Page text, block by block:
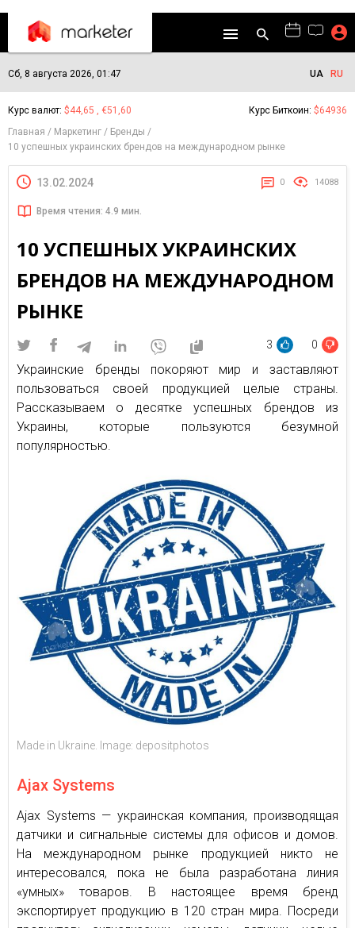
Сб, 8 августа 2026, 01:47 UA RU
Курс валют: $44,65 , €51,60 Курс Биткоин: $64936
Главная
Маркетинг
Бренды
10 успешных украинских брендов на международном рынке
13.02.2024 0 14088
Время чтения: 4.9 мин.
10 УСПЕШНЫХ УКРАИНСКИХ
БРЕНДОВ НА МЕЖДУНАРОДНОМ
РЫНКЕ
3 0
Украинские бренды покоряют мир и заставляют
пользоваться своей продукцией целые страны.
Рассказываем о десятке успешных брендов из
Украины, которые пользуются безумной
популярностью.
Made in Ukraine. Image: depositphotos
Ajax Systems
Ajax Systems — украинская компания, производящая
датчики и сигнальные системы для офисов и домов.
На международном рынке продукцией никто не
интересовался, пока не была разработана линия
«умных» товаров. В настоящее время бренд
экспортирует продукцию в 120 стран мира. Посреди